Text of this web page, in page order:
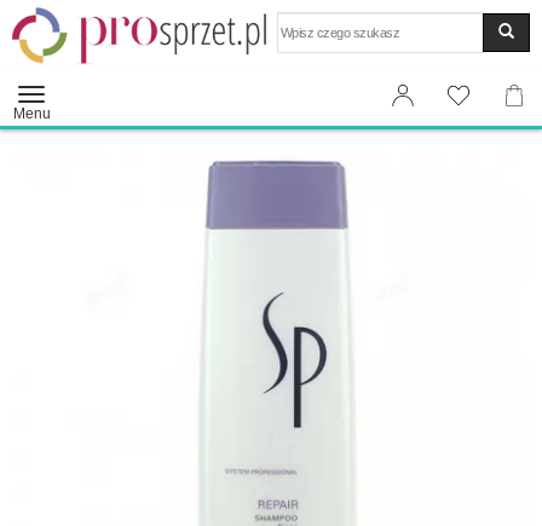
Menu